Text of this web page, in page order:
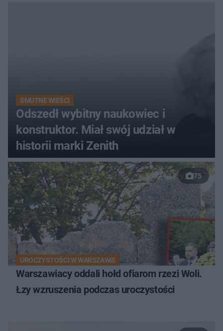
SMUTNE WIEŚCI
Odszedł wybitny naukowiec i
konstruktor. Miał swój udział w
historii marki Zenith
75
UROCZYSTOŚCI W WARSZAWIE
Warszawiacy oddali hołd ofiarom rzezi Woli.
Łzy wzruszenia podczas uroczystości